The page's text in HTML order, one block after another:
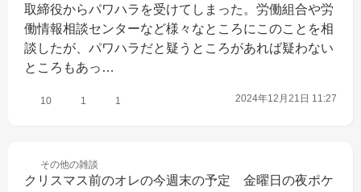
取締役からパワハラを受けてしまった。労働組合や労
働情報相談センターなど様々なところにこのことを相
談したが、パワハラだと疑うところがあれば疑わない
ところもあっ…
10 1 1 2024年12月21日 11:27
その他の雑談
クリスマス前のオレの今週末の予定　金曜日の夜ポケ